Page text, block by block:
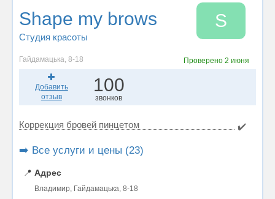
Shape my brows
Студия красоты
S
Гайдамацька, 8-18 Проверено2 июня
Добавить
отзыв
100
звонков
Коррекция бровей пинцетом ✔️
➡️ Все услуги и цены (23)
📍 Адрес
Владимир, Гайдамацька, 8-18